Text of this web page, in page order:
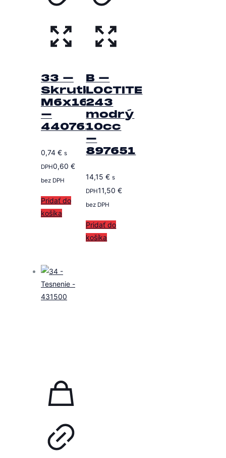
33 –
Skrutka
M6x16
–
440761
0,74 € s
DPH0,60 €
bez DPH
Pridať do
košíka
B –
LOCTITE
243
modrý
10cc
–
897651
14,15€ s
DPH11,50€
bez DPH
Pridať do
košíka